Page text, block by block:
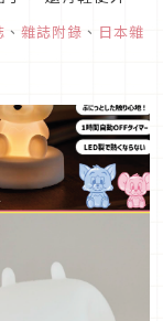
買一起為夏天做好
、 雜誌附錄 、 日本雜